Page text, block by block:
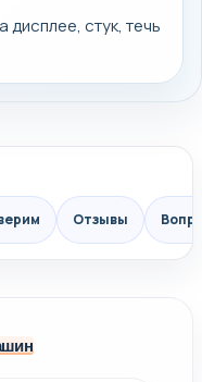
дисплее, стук, течь
Отзывы